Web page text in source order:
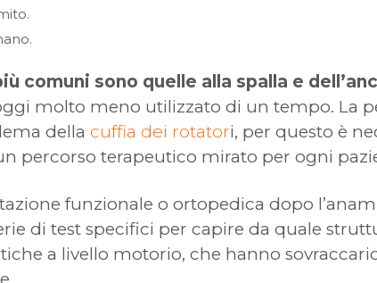
comuni sono quelle alla spalla e
molto meno utilizzato di un tempo. La
della cuffia dei rotatori, per questo è
percorso terapeutico mirato per ogni
funzionale o ortopedica dopo
di test specifici per capire da quale
a livello motorio, che hanno